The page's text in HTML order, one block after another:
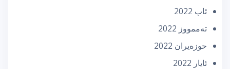
ئاب 2022
تەممووز 2022
حوزه‌یران 2022
ئایار 2022